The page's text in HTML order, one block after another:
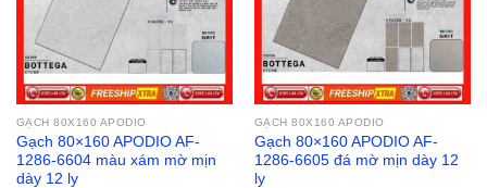
GẠCH 80X160 APODIO
Gạch 80×160 APODIO AF-
1286-6604 màu xám mờ mịn
dày 12 ly
GẠCH 80X160 APODIO
Gạch 80×160 APODIO AF-
1286-6605 đá mờ mịn dày 12
ly